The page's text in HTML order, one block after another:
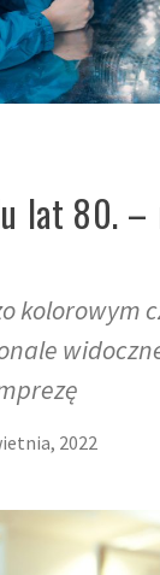
lat 80. –
kolorowym
2022